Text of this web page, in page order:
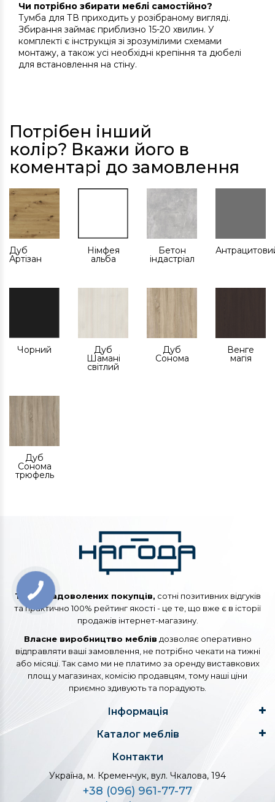
Чи потрібно збирати меблі самостійно?
Тумба для ТВ приходить у розібраному вигляді.
Збирання займає приблизно 15-20 хвилин. У
комплекті є інструкція зі зрозумілими схемами
монтажу, а також усі необхідні крепіння та дюбелі
для встановлення на стіну.
Потрібен інший
колір? Вкажи його в
коментарі до замовлення
Дуб
Артізан
Німфея
альба
Бетон
індастріал
Чорний Дуб
Шамані
світлий
Дуб
Сонома
Венге
магія
Дуб
Сонома
трюфель
Тисячі задоволених покупців, сотні позитивних відгуків
та практично 100% рейтинг якості - це те, що вже є в історії
продажів інтернет-магазину.
Власне виробництво меблів дозволяє оперативно
відправляти ваші замовлення, не потрібно чекати на тижні
або місяці. Так само ми не платимо за оренду виставкових
площ у магазинах, комісію продавцям, тому наші ціни
приємно здивують та порадують.
Інформація
Каталог меблів
Контакти
Україна, м. Кременчук, вул. Чкалова, 194
+38 (096) 961-77-77